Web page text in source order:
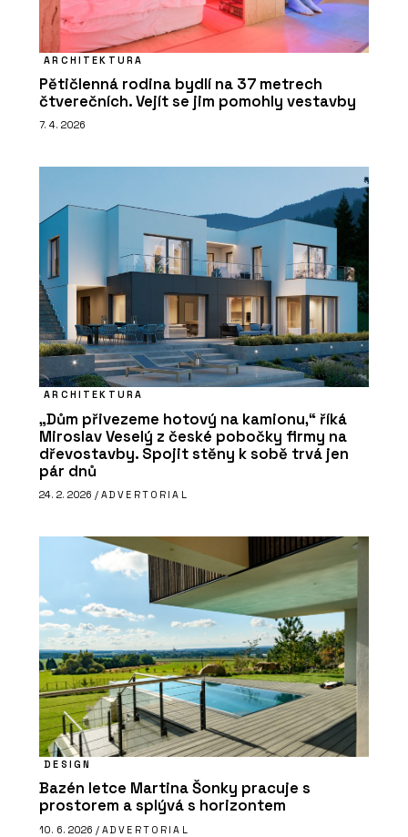
ARCHITEKTURA
Pětičlenná rodina bydlí na 37 metrech
čtverečních. Vejít se jim pomohly vestavby
7. 4. 2026
ARCHITEKTURA
„Dům přivezeme hotový na kamionu,“ říká
Miroslav Veselý z české pobočky firmy na
dřevostavby. Spojit stěny k sobě trvá jen
pár dnů
24. 2. 2026 / ADVERTORIAL
DESIGN
Bazén letce Martina Šonky pracuje s
prostorem a splývá s horizontem
10. 6. 2026 / ADVERTORIAL